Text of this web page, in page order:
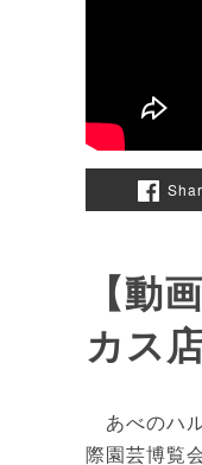
【動
カス
あべのハ
際園芸博覧